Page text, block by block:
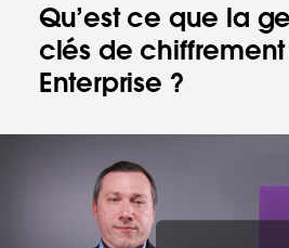
Qu’est ce que la
clés de
Enterprise ?